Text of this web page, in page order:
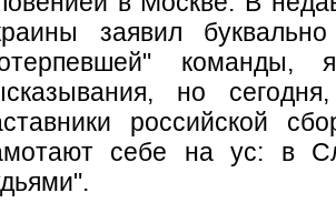
заявил
но
российской
себе на ус: в